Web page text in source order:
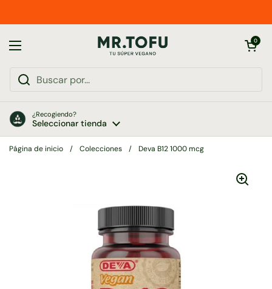
Abrir menú
Abrir carrito
0
¿Recogiendo?
Seleccionar tienda
Página de inicio / Colecciones / Deva B12 1000 mcg